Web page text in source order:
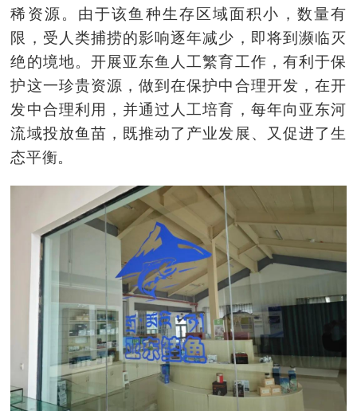
稀资源。由于该鱼种生存区域面积小，数量有
限，受人类捕捞的影响逐年减少，即将到濒临灭
绝的境地。开展亚东鱼人工繁育工作，有利于保
护这一珍贵资源，做到在保护中合理开发，在开
发中合理利用，并通过人工培育，每年向亚东河
流域投放鱼苗，既推动了产业发展、又促进了生
态平衡。